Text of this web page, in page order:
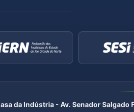
da Indústria - Av. Senador